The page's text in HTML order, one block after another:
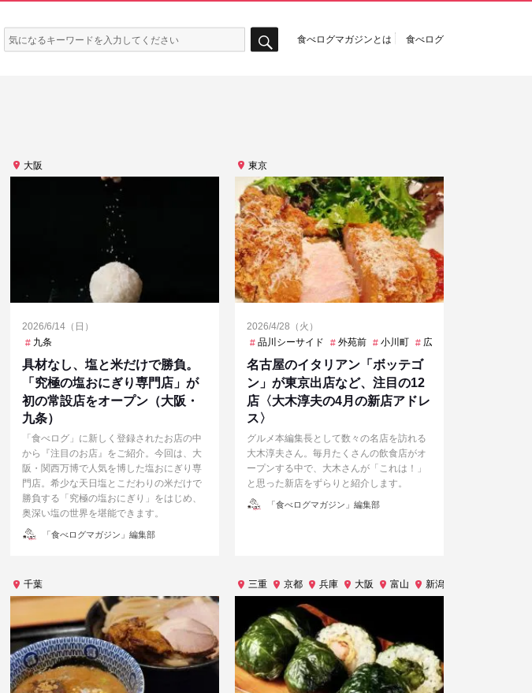
検
索:
食べログマガジンとは 食べログ
神泉
大阪
2026/6/14（日）
九条
具材なし、塩と米だけで勝負。
「究極の塩おにぎり専門店」が
初の常設店をオープン（大阪・
九条）
「食べログ」に新しく登録されたお店の中
から『注目のお店』をご紹介。今回は、大
阪・関西万博で人気を博した塩おにぎり専
門店。希少な天日塩とこだわりの米だけで
勝負する「究極の塩おにぎり」をはじめ、
奥深い塩の世界を堪能できます。
投「食べログマガジン」編集部
東京
2026/4/28（火）
品川シーサイド
外苑前 小川町 広尾
名古屋のイタリアン「ボッテゴ
ン」が東京出店など、注目の12
店〈大木淳夫の4月の新店アドレ
ス〉
グルメ本編集長として数々の名店を訪れる
大木淳夫さん。毎月たくさんの飲食店がオ
ープンする中で、大木さんが「これは！」
と思った新店をずらりと紹介します。
投「食べログマガジン」編集部
千葉 三重 京都 兵庫 大阪 富山 新潟